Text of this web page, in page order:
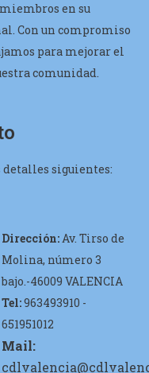
en su
Con un compromiso
para mejorar el
comunidad.
detalles siguientes:
Dirección:Av. Tirso de
Molina, número 3
bajo.-46009 VALENCIA
Tel:963493910 -
651951012
Mail: